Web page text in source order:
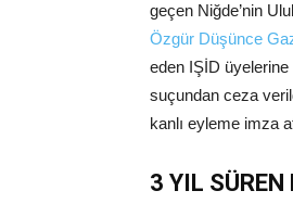
geçen Niğde’nin
Özgür Düşünce
eden IŞİD üyelerine
suçundan ceza
kanlı eyleme imza
3 YIL